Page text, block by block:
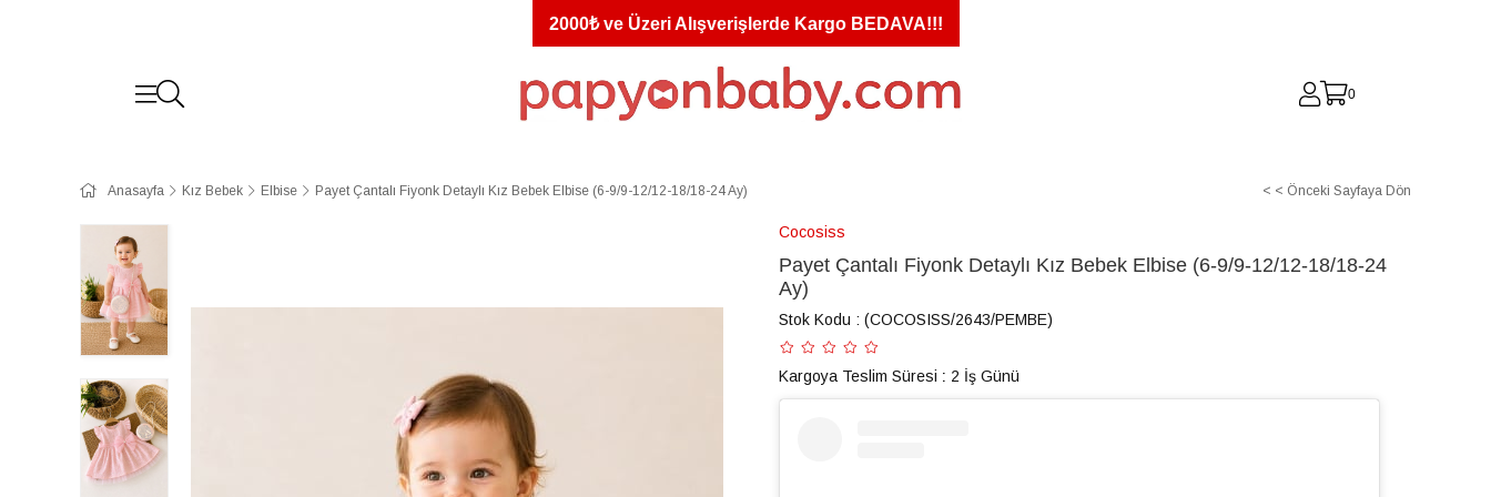
2000₺ ve Üzeri Alışverişlerde Kargo BEDAVA!!!
0
Anasayfa Kız Bebek Elbise Payet Çantalı Fiyonk Detaylı Kız Bebek Elbise (6-9/9-12/12-18/18-24 Ay) < < Önceki Sayfaya Dön
Cocosiss
Payet Çantalı Fiyonk Detaylı Kız Bebek Elbise (6-9/9-12/12-18/18-24
Ay)
Stok Kodu (COCOSISS/2643/PEMBE)
Kargoya Teslim Süresi : 2 İş Günü